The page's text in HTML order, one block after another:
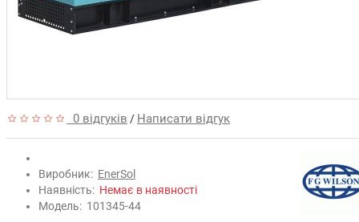
0 відгуків / Написати відгук
Виробник: EnerSol
Наявність: Немає в наявності
Модель: 101345-44